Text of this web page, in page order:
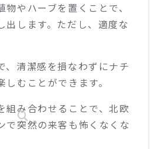
やハーブを置くことで、
出します。ただし、適度な
、清潔感を損なわずにナチ
むことができます。
組み合わせることで、北欧
で突然の来客も怖くなくな